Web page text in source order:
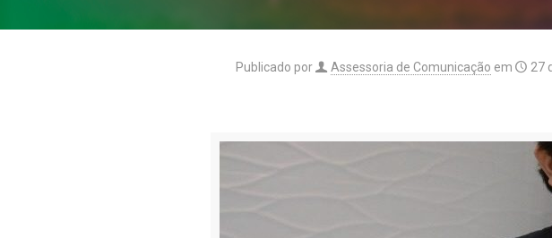
Publicado por Assessoria de Comunicação em 27